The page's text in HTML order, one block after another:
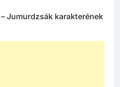
Jumurdzsák karakterének